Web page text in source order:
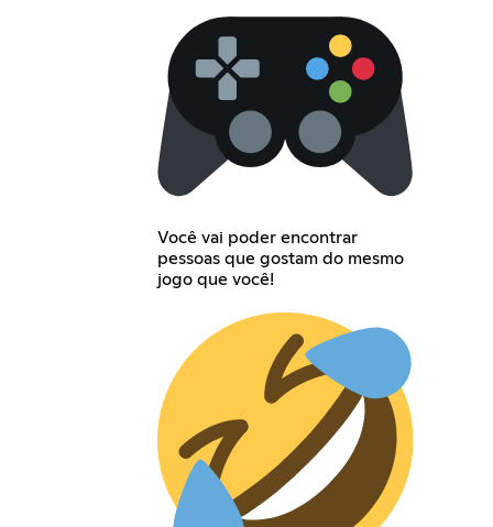
Você vai poder encontrar
pessoas que gostam do mesmo
jogo que você!